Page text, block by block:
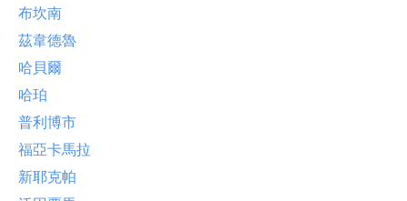
布坎南
茲韋德魯
哈貝爾
哈珀
普利博市
福亞卡馬拉
新耶克帕